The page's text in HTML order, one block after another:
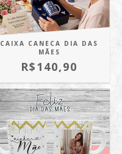
CAIXA CANECA DIA DAS
MÃES
R$140,90